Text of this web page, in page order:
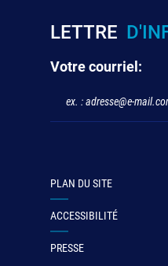
LETTRE
Votre courriel:
PLAN DU SITE
ACCESSIBILITÉ
PRESSE